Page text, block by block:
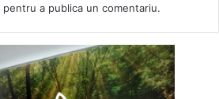
pentru a publica un comentariu.